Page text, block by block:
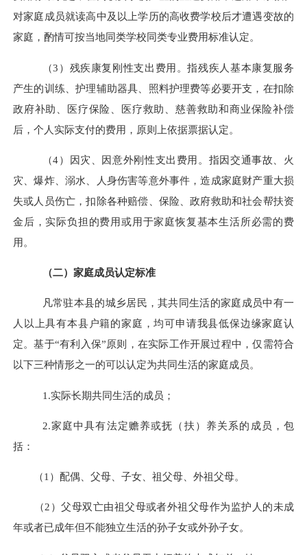
对家庭成员就读高中及以上学历的高收费学校后才遭遇变故的
家庭，酌情可按当地同类学校同类专业费用标准认定。
（3 ） 残疾康复刚性支出费用。指残疾人基本康复服务
产生的训练、护理辅助器具、照料护理费等必要开支，在扣除
政府补助、医疗保险、医疗救助、慈善救助和商业保险补偿
后，个人实际支付的费用，原则上依据票据认定。
（4） 因灾、因意外刚性支出费用。指因交通事故、火
灾、爆炸、溺水、人身伤害等意外事件，造成家庭财产重大损
失或人员伤亡，扣除各种赔偿、保险、政府救助和社会帮扶资
金后，实际负担的费用或用于家庭恢复基本生活所必需的费
用。
（二）家庭成员认定标准
凡常驻本县的城乡居民，其共同生活的家庭成员中有一
人以上具有本县户籍的家庭，均可申请我县低保边缘家庭认
定。基于“有利入保”原则，在实际工作开展过程中，仅需符合
以下三种情形之一的可以认定为共同生活的家庭成员。
1.实际长期共同生活的成员 ；
2.家庭中具有法定赡养或抚（扶）养关系的成员，包
括：
（1 ） 配偶、父母、子女、祖父母、外祖父母。
（2 ）父母双亡由祖父母或者外祖父母作为监护人的未成
年或者已成年但不能独立生活的孙子女或外孙子女。